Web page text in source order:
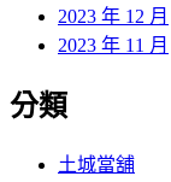
2023 年 12 月
2023 年 11 月
分類
土城當舖